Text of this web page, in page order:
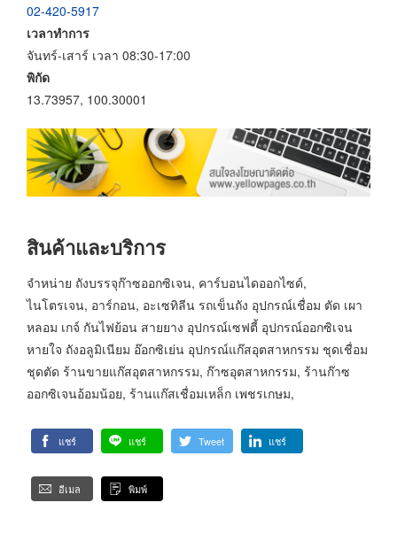
02-420-5917
เวลาทำการ
จันทร์-เสาร์ เวลา 08:30-17:00
พิกัด
13.73957, 100.30001
สินค้าและบริการ
จำหน่าย ถังบรรจุก๊าซออกซิเจน, คาร์บอนไดออกไซด์,
ไนโตรเจน, อาร์กอน, อะเซทิลีน รถเข็นถัง อุปกรณ์เชื่อม ตัด เผา
หลอม เกจ์ กันไฟย้อน สายยาง อุปกรณ์เซฟตี้ อุปกรณ์ออกซิเจน
หายใจ ถังอลูมิเนียม อ๊อกซิเย่น อุปกรณ์แก๊สอุตสาหกรรม ชุดเชื่อม
ชุดตัด ร้านขายแก๊สอุตสาหกรรม, ก๊าซอุตสาหกรรม, ร้านก๊าซ
ออกซิเจนอ้อมน้อย, ร้านแก๊สเชื่อมเหล็ก เพชรเกษม,
แชร์ แชร์ Tweet แชร์
อีเมล พิมพ์